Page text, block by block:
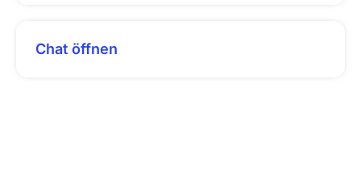
Chat öffnen